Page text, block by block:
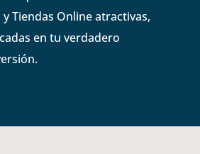
Tiendas Online atractivas,
en tu verdadero